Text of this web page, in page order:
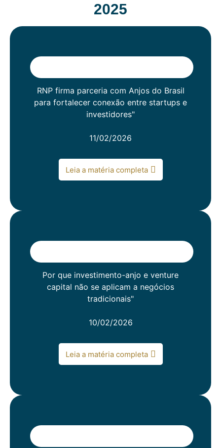
2025
RNP firma parceria com Anjos do Brasil
para fortalecer conexão entre startups e
investidores"
11/02/2026
Leia a matéria completa
Por que investimento-anjo e venture
capital não se aplicam a negócios
tradicionais"
10/02/2026
Leia a matéria completa